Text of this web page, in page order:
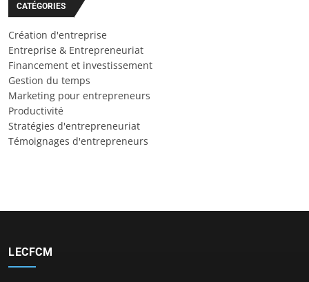
CATÉGORIES
Création d'entreprise
Entreprise & Entrepreneuriat
Financement et investissement
Gestion du temps
Marketing pour entrepreneurs
Productivité
Stratégies d'entrepreneuriat
Témoignages d'entrepreneurs
LECFCM